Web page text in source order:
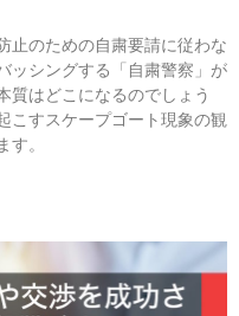
止のための自粛要請に従わな
ッシングする「自粛警察」が
質はどこになるのでしょう
こすスケープゴート現象の観
す。